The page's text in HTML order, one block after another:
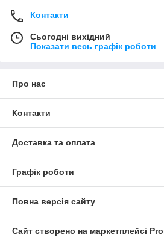
Контакти
Сьогодні вихідний
Показати весь графік роботи
Про нас
Контакти
Доставка та оплата
Графік роботи
Повна версія сайту
Сайт створено на маркетплейсі